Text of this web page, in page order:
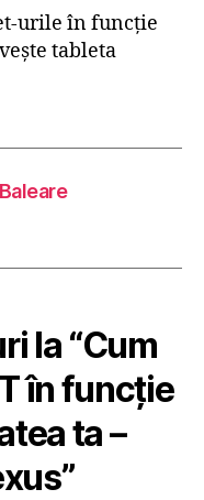
urile în funcţie
tableta
la “Cum
în funcţie
ta –